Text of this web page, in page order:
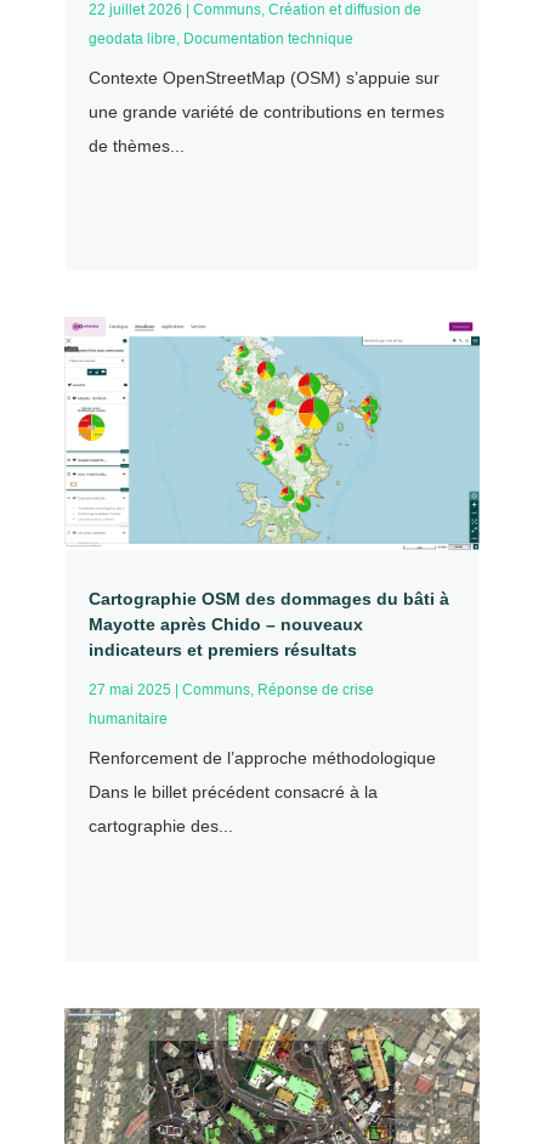
22 juillet 2026 Communs, Création et diffusion de
geodata libre, Documentation technique
Contexte OpenStreetMap (OSM) s’appuie sur
une grande variété de contributions en termes
de thèmes...
Cartographie OSM des dommages du bâti à
Mayotte après Chido – nouveaux
indicateurs et premiers résultats
27 mai 2025 Communs, Réponse de crise
humanitaire
Renforcement de l’approche méthodologique
Dans le billet précédent consacré à la
cartographie des...